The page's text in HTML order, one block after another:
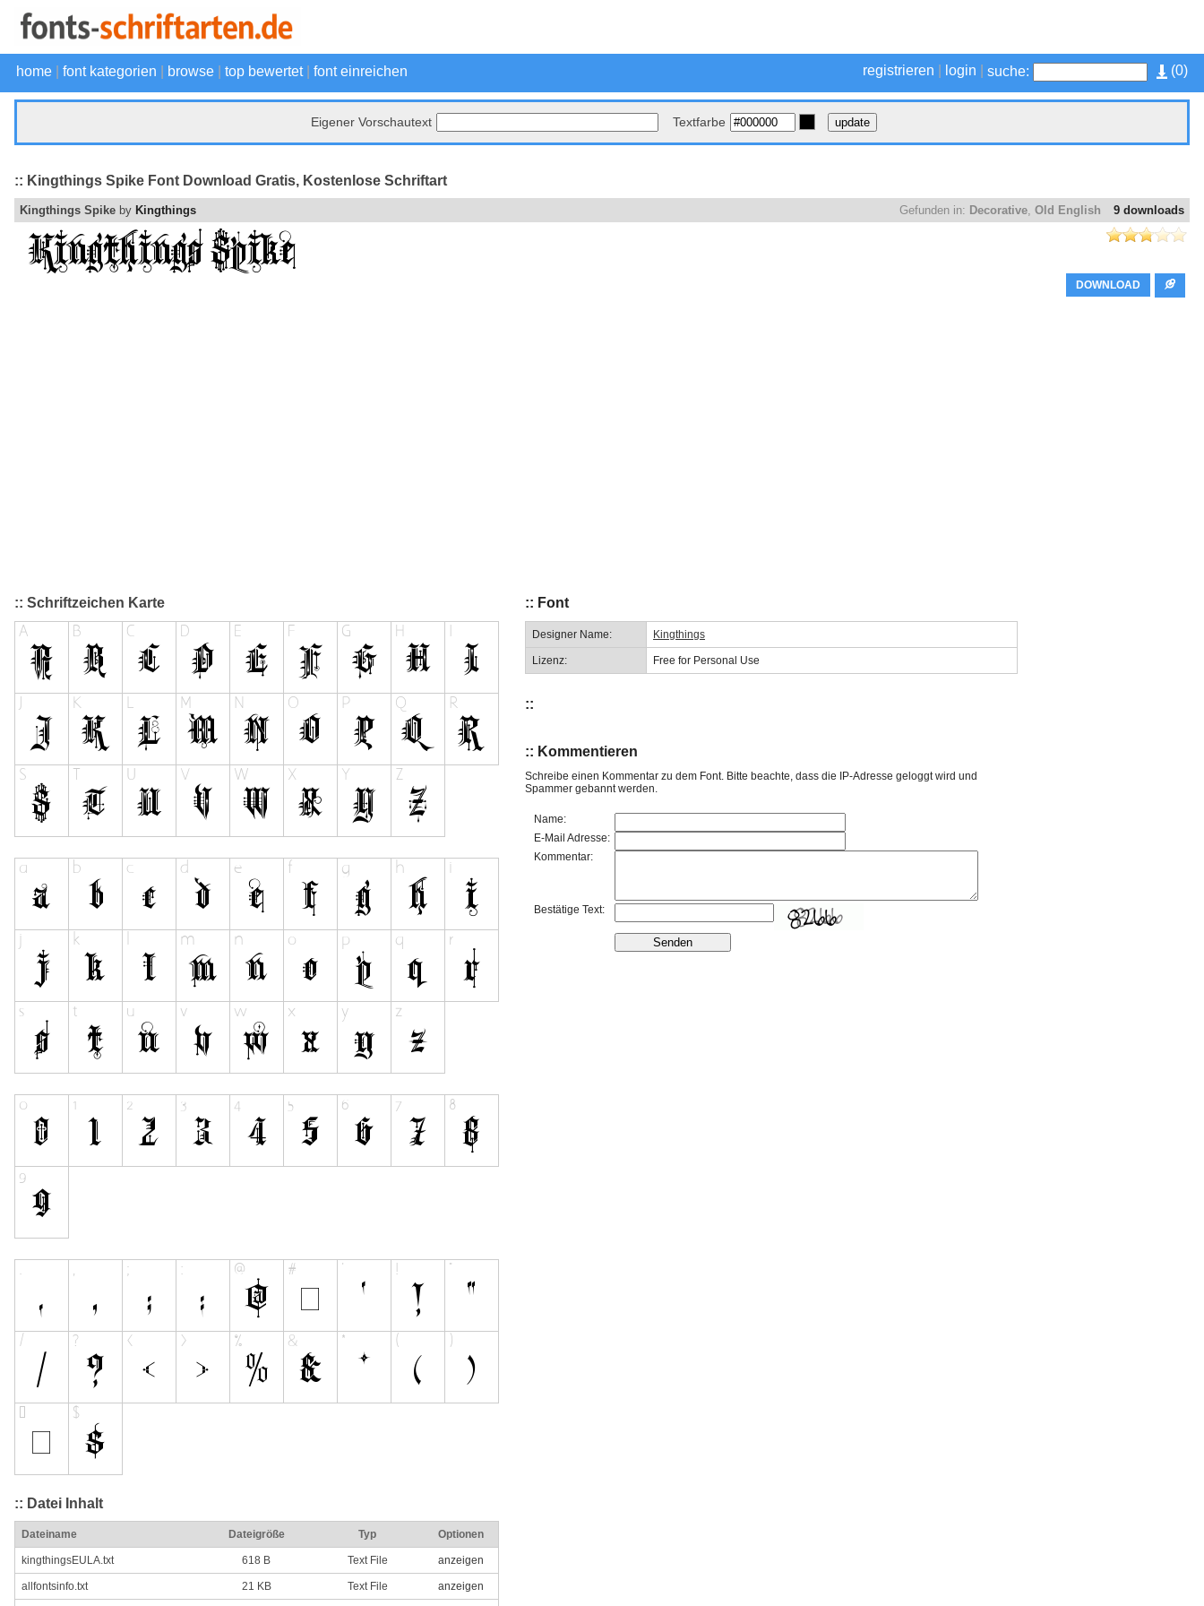
(0)
registrieren login suche:
home font kategorien browse top bewertet| font einreichen
Eigener Vorschautext Textfarbe
:: Kingthings Spike Font Download Gratis, Kostenlose Schriftart
9 downloads
Gefunden in: Decorative, Old English
Kingthings Spike by Kingthings
DOWNLOAD
:: Schriftzeichen Karte
:: Datei Inhalt
Dateiname Dateigröße Typ Optionen
kingthingsEULA.txt 618 B Text File anzeigen
allfontsinfo.txt 21 KB Text File anzeigen
:: Font
Designer Name: Kingthings
Lizenz: Free for Personal Use
::
:: Kommentieren
Schreibe einen Kommentar zu dem Font. Bitte beachte, dass die IP-Adresse geloggt wird und
Spammer gebannt werden.
Name:
E-Mail Adresse:
Kommentar:
Bestätige Text: